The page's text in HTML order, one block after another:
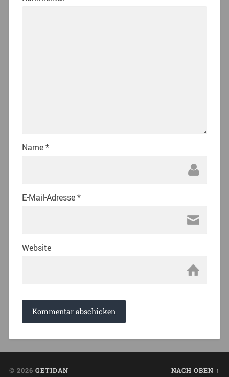
Name*
E-Mail-Adresse*
Website
© 2026 GETIDAN NACH OBEN ↑